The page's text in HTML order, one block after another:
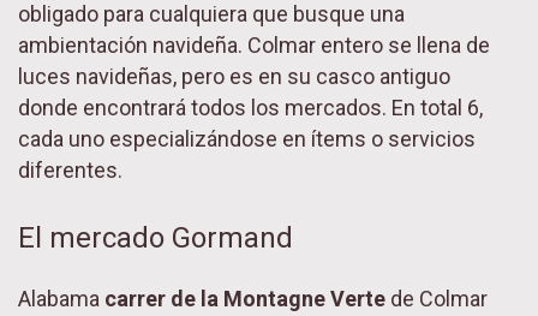
obligado para cualquiera que busque una
ambientación navideña. Colmar entero se llena de
luces navideñas, pero es en su casco antiguo
donde encontrará todos los mercados. En total 6,
cada uno especializándose en ítems o servicios
diferentes.
El mercado Gormand
Alabama carrer de la Montagne Verte de Colmar